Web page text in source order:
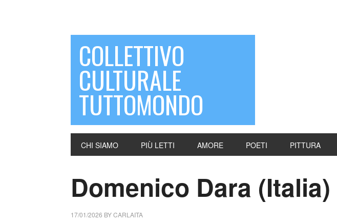
COLLETTIVO
CULTURALE
TUTTOMONDO
CHI SIAMO PIÙ LETTI AMORE POETI PITTURA
Domenico Dara (Italia)
17/01/2026 BYCARLAITA